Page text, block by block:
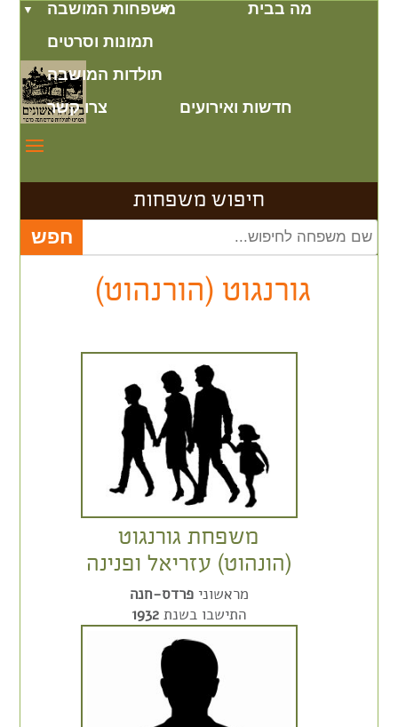
מה בבית
משפחות המושבה
תמונות וסרטים
תולדות המושבה
חדשות ואירועים
צרו קשר
חיפוש משפחות
גורנגוט (הורנהוט)
משפחת גורנגוט
(הונהוט) עזריאל ופנינה
מראשוניפרדס-חנה
התישבו בשנת 1932